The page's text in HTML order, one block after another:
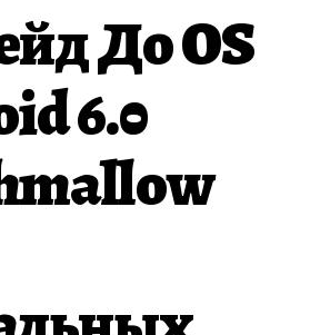
До OS
6.0